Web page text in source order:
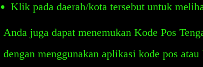
Klik pada daerah/kota tersebut untuk
Anda juga dapat menemukan Kode Pos
dengan menggunakan aplikasi kode pos